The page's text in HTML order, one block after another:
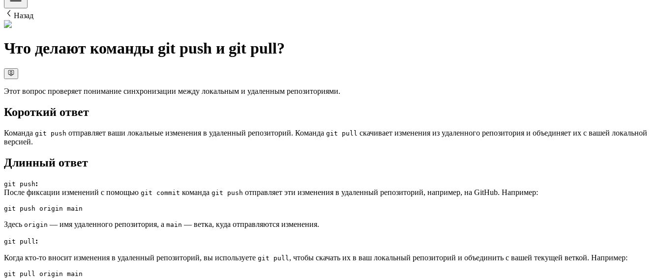
Назад
Что делают команды git push и git pull?
Этот вопрос проверяет понимание синхронизации между локальным и удаленным репозиториями.
Короткий ответ
Команда git push отправляет ваши локальные изменения в удаленный репозиторий. Команда git pull скачивает изменения из удаленного репозитория и объединяет их с вашей локальной
версией.
Длинный ответ
git push:
После фиксации изменений с помощью git commit команда git push отправляет эти изменения в удаленный репозиторий, например, на GitHub. Например:
git push origin main
Здесь origin — имя удаленного репозитория, а main — ветка, куда отправляются изменения.
git pull :
Когда кто-то вносит изменения в удаленный репозиторий, вы используете git pull , чтобы скачать их в ваш локальный репозиторий и объединить с вашей текущей веткой. Например:
git pull origin main